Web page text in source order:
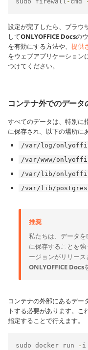
設定が完了したら、ブラウ
してONLYOFFICE Docsの
を有効にする方法や、 提供
をウェブアプリケーション
つけてください。
コンテナ外でのデータ
すべてのデータは、特別に
に保存され、以下の場所に
/var/log/
/var/www/
/var/lib/
/var/lib/
推奨
私たちは、データ
に保存することを
ージョンがリリース
ONLYOFFICE Docs
コンテナの外部にあるデー
トする必要があります。
指定することで行えます。
sudo docker run - i